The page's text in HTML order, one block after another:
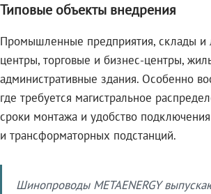
Типовые объекты внедрения
Промышленные предприятия, склады и
центры, торговые и бизнес-центры,
административные здания. Особенно
где требуется магистральное
сроки монтажа и удобство
и трансформаторных подстанций.
Шинопроводы METAENERGY